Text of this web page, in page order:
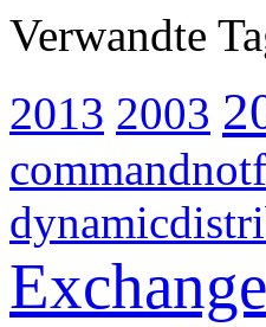
Verwandte
2013 2003
Exchange